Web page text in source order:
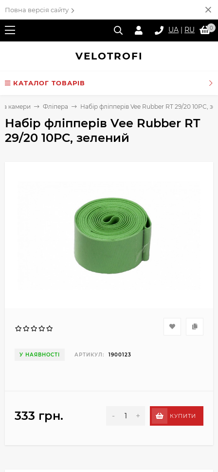
Повна версія сайту
UA | RU 0
VELOTROFI
КАТАЛОГ ТОВАРІВ
камери Фліпера Набір фліпперів Vee Rubber RT 29/20 10PC,
Набір фліпперів Vee Rubber RT
29/20 10PC, зелений
У НАЯВНОСТІ АРТИКУЛ: 1900123
333 грн. - + КУПИТИ